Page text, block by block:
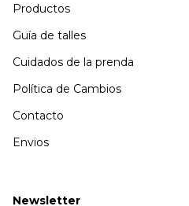
Productos
Guía de talles
Cuidados de la prenda
Política de Cambios
Contacto
Envios
Newsletter